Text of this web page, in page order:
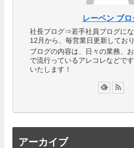
レーベン ブロ
社長ブログ⇒若手社員ブログに
12月から、毎営業日更新しており
ブログの内容は、日々の業務、
で流行っているアレコレなどで
いたします！
アーカイブ